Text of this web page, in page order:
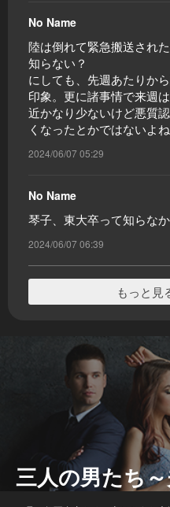
No Name
陸は倒れて緊急搬送され
知らない？
にしても、先週あたりか
印象。更に諸事情で来週
近かなり少ないけど悪質
くなったとかではないよ
2024/06/07 05:29
No Name
琴子、東大卒って知らな
2024/06/07 06:39
もっと見
三人の男たち